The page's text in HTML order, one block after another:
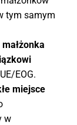
tym samym
małżonka
EOG.
miejsce
w